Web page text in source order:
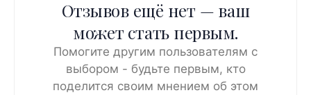
Отзывов ещё нет — ваш
может стать первым.
Помогите другим пользователям с
выбором - будьте первым, кто
поделится своим мнением об этом